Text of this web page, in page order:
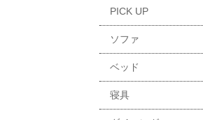
PICK UP
ソファ
ベッド
寝具